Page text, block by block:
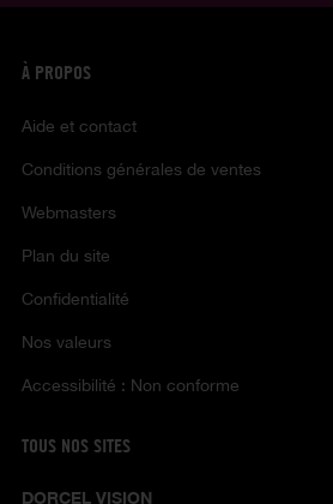
À PROPOS
Aide et contact
Conditions générales de ventes
Webmasters
Plan du site
Confidentialité
Nos valeurs
Accessibilité : Non conforme
TOUS NOS SITES
DORCEL VISION